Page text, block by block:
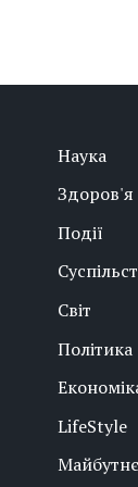
Наука
Здоров'я
Події
Світ
Політика
LifeStyle
Майбутнє